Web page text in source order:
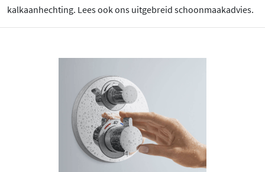
kalkaanhechting. Lees ook ons uitgebreid schoonmaakadvies.